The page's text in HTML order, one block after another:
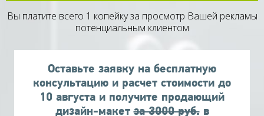
Вы платите всего 1 копейку за просмотр Вашей рекламы
потенциальным клиентом
Оставьте заявку на бесплатную
консультацию и расчет стоимости до
10 августа и получите продающий
дизайн-макетза 3000 руб.в